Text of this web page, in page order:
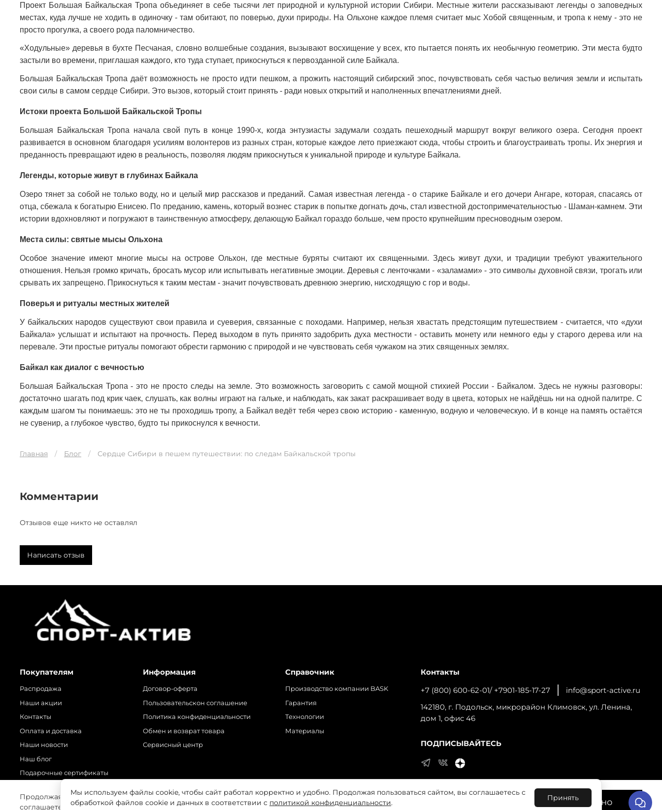
Проект Большая Байкальская Тропа объединяет в себе тысячи лет природной и культурной истории Сибири. Местные жители рассказывают легенды о заповедных
местах, куда лучше не ходить в одиночку - там обитают, по поверью, духи природы. На Ольхоне каждое племя считает мыс Хобой священным, и тропа к нему - это не
просто прогулка, а своего рода паломничество.
«Ходульные» деревья в бухте Песчаная, словно волшебные создания, вызывают восхищение у всех, кто пытается понять их необычную геометрию. Эти места будто
застыли во времени, приглашая каждого, кто туда ступает, прикоснуться к первозданной силе Байкала.
Большая Байкальская Тропа даёт возможность не просто идти пешком, а прожить настоящий сибирский эпос, почувствовать себя частью величия земли и испытать
свои силы в самом сердце Сибири. Это вызов, который стоит принять - ради новых открытий и наполненных впечатлениями дней.
Истоки проекта Большой Байкальской Тропы
Большая Байкальская Тропа начала свой путь в конце 1990-х, когда энтузиасты задумали создать пешеходный маршрут вокруг великого озера. Сегодня проект
развивается в основном благодаря усилиям волонтеров из разных стран, которые каждое лето приезжают сюда, чтобы строить и благоустраивать тропы. Их энергия и
преданность превращают идею в реальность, позволяя людям прикоснуться к уникальной природе и культуре Байкала.
Легенды, которые живут в глубинах Байкала
Озеро тянет за собой не только воду, но и целый мир рассказов и преданий. Самая известная легенда - о старике Байкале и его дочери Ангаре, которая, спасаясь от
отца, сбежала к богатырю Енисею. По преданию, камень, который вознес старик в попытке догнать дочь, стал известной достопримечательностью - Шаман-камнем. Эти
истории вдохновляют и погружают в таинственную атмосферу, делающую Байкал гораздо больше, чем просто крупнейшим пресноводным озером.
Места силы: святые мысы Ольхона
Особое значение имеют многие мысы на острове Ольхон, где местные буряты считают их священными. Здесь живут духи, и традиции требуют уважительного
отношения. Нельзя громко кричать, бросать мусор или испытывать негативные эмоции. Деревья с ленточками - «заламами» - это символы духовной связи, трогать или
срывать их запрещено. Прикоснуться к таким местам - значит почувствовать древнюю энергию, нисходящую с гор и воды.
Поверья и ритуалы местных жителей
У байкальских народов существуют свои правила и суеверия, связанные с походами. Например, нельзя хвастать предстоящим путешествием - считается, что «духи
Байкала» услышат и испытают на прочность. Перед выходом в путь принято задобрить духа местности - оставить монету или немного еды у старого дерева или на
перевале. Эти простые ритуалы помогают обрести гармонию с природой и не чувствовать себя чужаком на этих священных землях.
Байкал как диалог с вечностью
Большая Байкальская Тропа - это не просто следы на земле. Это возможность заговорить с самой мощной стихией России - Байкалом. Здесь не нужны разговоры:
достаточно шагать под крик чаек, слушать, как волны играют на гальке, и наблюдать, как закат раскрашивает воду в цвета, которых не найдёшь ни на одной палитре. С
каждым шагом ты понимаешь: это не ты проходишь тропу, а Байкал ведёт тебя через свою историю - каменную, водную и человеческую. И в конце на память остаётся
не сувенир, а глубокое чувство, будто ты прикоснулся к вечности.
Главная Блог Сердце Сибири в пешем путешествии: по следам Байкальской тропы
Комментарии
Отзывов еще никто не оставлял
Написать отзыв
Покупателям
Распродажа
Наши акции
Контакты
Оплата и доставка
Наши новости
Наш блог
Подарочные сертификаты
Информация
Договор-оферта
Пользовательскон соглашение
Политика конфиденциальности
Обмен и возврат товара
Сервисный центр
Справочник
Производство компании BASK
Гарантия
Технологии
Материалы
Контакты
+7 (800) 600-62-01/ +7901-185-17-27
info@sport-active.ru
142180, г. Подольск, микрорайон Климовск, ул. Ленина,
дом 1, офис 46
ПОДПИСЫВАЙТЕСЬ
Продолжая использовать наш сайт, вы даете согласие на обработку файлов cookie, которые обеспечивают правильную работу сайта и
соглашаетесь с нашейПолитикой безопасности Понятно
Мы используем файлы cookie, чтобы сайт работал корректно и удобно. Продолжая пользоваться сайтом, вы соглашаетесь с
обработкой файлов cookie и данных в соответствии с политикой конфиденциальности.
Принять